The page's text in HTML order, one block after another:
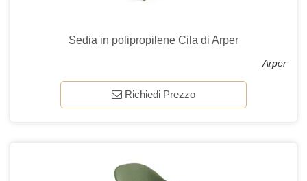
Sedia in polipropilene Cila di Arper
Arper
Richiedi Prezzo